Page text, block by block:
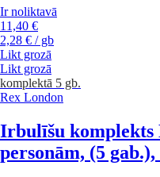
Ir noliktavā
11,40 €
2,28 € / gb
Likt grozā
Likt grozā
komplektā 5 gb.
Rex London
Irbulīšu komplekts
personām, (5